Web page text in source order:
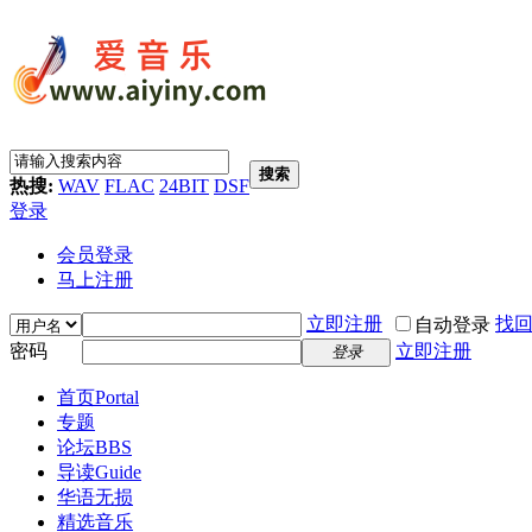
热搜: WAV FLAC 24BIT DSF
搜索
登录
会员登录
马上注册
立即注册 自动登录 找
密码
登录 立即注册
首页Portal
专题
论坛BBS
导读Guide
华语无损
精选音乐